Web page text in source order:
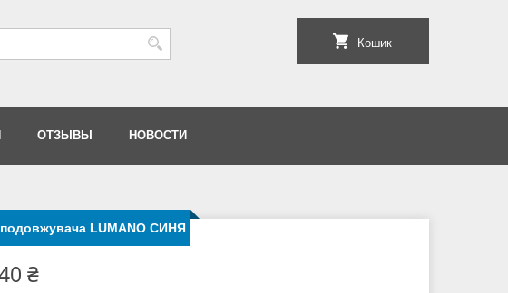
Кошик
ОТЗЫВЫ НОВОСТИ
LUMANO СИНЯ
₴